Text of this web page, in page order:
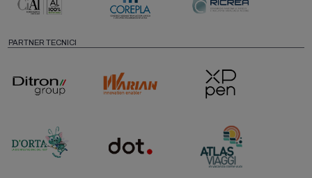
PARTNER TECNICI